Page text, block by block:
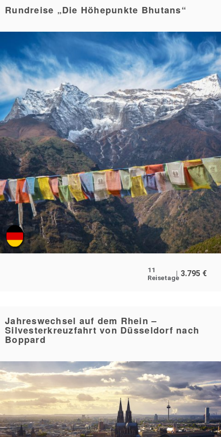
Rundreise „Die Höhepunkte Bhutans“
11
Reisetage 3.795 €
Jahreswechsel auf dem Rhein –
Silvesterkreuzfahrt von Düsseldorf nach
Boppard